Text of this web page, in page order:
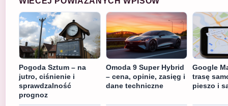
Pogoda Sztum – na
jutro, ciśnienie i
sprawdzalność
prognoz
Omoda 9 Super Hybrid
– cena, opinie, zasięg i
dane techniczne
Google
trasę
pieszo i